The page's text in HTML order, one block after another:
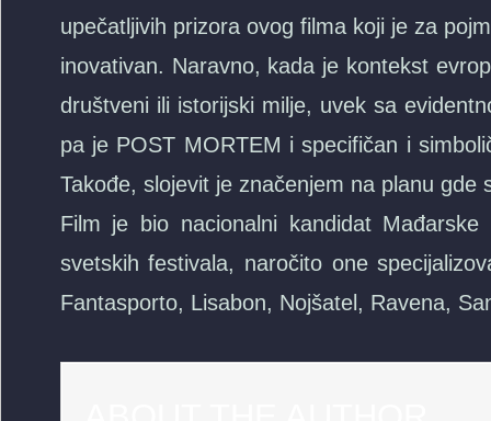
upečatljivih prizora ovog filma koji je za
inovativan. Naravno, kada je kontekst
društveni ili istorijski milje, uvek sa
pa je POST MORTEM i specifičan i
Takođe, slojevit je značenjem na planu
Film je bio nacionalni kandidat
svetskih festivala, naročito one
Fantasporto, Lisabon, Nojšatel, Ravena,